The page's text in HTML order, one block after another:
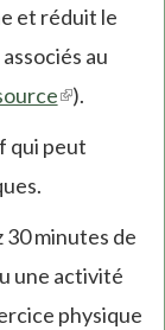
et réduit le
au
(link
).
qui peut
30 minutes de
une activité
physique